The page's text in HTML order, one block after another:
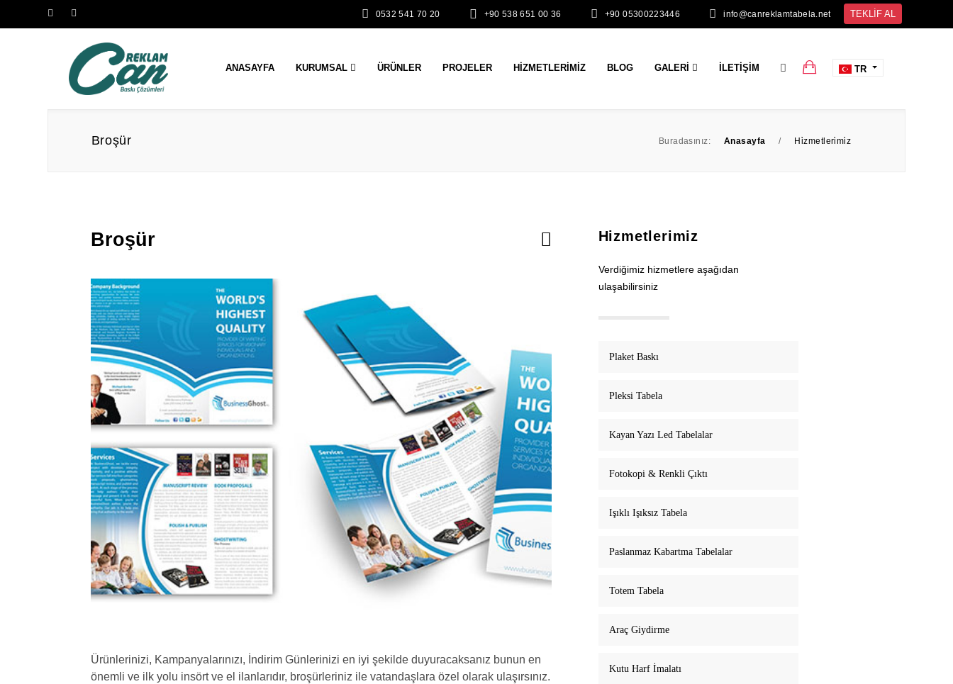
0532 541 70 20 +90 538 651 00 36 +90 05300223446 info@canreklamtabela.net TEKLİF AL
ANASAYFA KURUMSAL ÜRÜNLER PROJELER HIZMETLERIMIZ BLOG GALERI İLETIŞIM TR
Broşür Buradasınız: Anasayfa / Hi̇zmetleri̇mi̇z
Broşür
Ürünlerinizi, Kampanyalarınızı, İndirim Günlerinizi en iyi şekilde duyuracaksanız bunun en
önemli ve ilk yolu insört ve el ilanlarıdır, broşürleriniz ile vatandaşlara özel olarak ulaşırsınız.
Hizmetlerimiz
Verdiğimiz hizmetlere aşağıdan
ulaşabilirsiniz
Plaket Baskı
Pleksi Tabela
Kayan Yazı Led Tabelalar
Fotokopi & Renkli Çıktı
Işıklı Işıksız Tabela
Paslanmaz Kabartma Tabelalar
Totem Tabela
Araç Giydirme
Kutu Harf İmalatı